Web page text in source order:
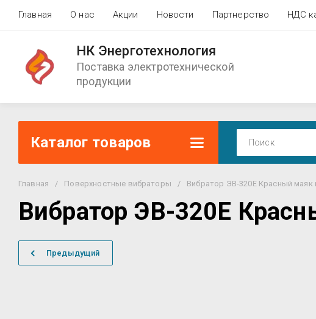
Главная О нас Акции Новости Партнерство НДС
НК Энерготехнология
Поставка электротехнической
продукции
Каталог товаров
Главная / Поверхностные вибраторы / Вибратор ЭВ-320Е Красный маяк
Вибратор ЭВ-320Е
Предыдущий